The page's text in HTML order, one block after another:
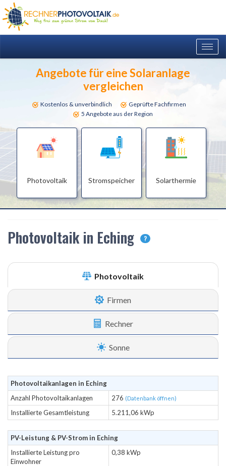
Angebote für eine Solaranlage
vergleichen
Kostenlos & unverbindlich
Geprüfte Fachfirmen
5 Angebote aus der Region
Photovoltaik Stromspeicher Solarthermie
Photovoltaik in Eching ?
Photovoltaik
Firmen
Rechner
Sonne
Photovoltaikanlagen in Eching
Anzahl Photovoltaikanlagen
276 (Datenbank öffnen)
Installierte Gesamtleistung 5.211,06 kWp
PV-Leistung & PV-Strom in Eching
Installierte Leistung pro
Einwohner
0,38 kWp